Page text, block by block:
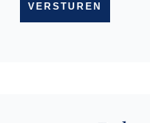
VERSTUREN